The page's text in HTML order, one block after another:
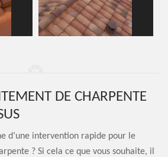
DE CHARPENTE
d’une intervention rapide pour le
? Si cela ce que vous souhaite, il